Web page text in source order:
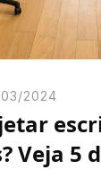
03/2024
Veja 5